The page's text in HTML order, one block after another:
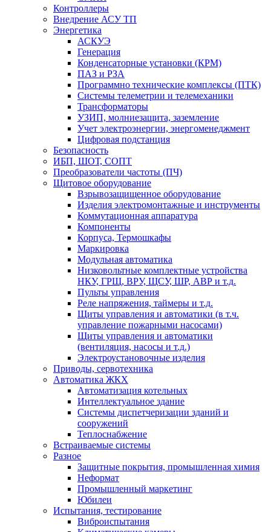
Контроллеры
Внедрение АСУ ТП
Энергетика
АСКУЭ
Генерация
Конденсаторные установки (КРМ)
ПАЗ и РЗА
Программно технические комплексы (ПТК)
Системы телеметрии и телемеханики
Трансформаторы
УЗИП, молниезащита, заземление
Учет электроэнергии, энергоменеджмент
Цифровая подстанция
Безопасность
ИБП, ШОТ, СОПТ
Преобразователи частоты (ПЧ)
Щитовое оборудование
Взрывозащищенное оборудование
Изделия электромонтажные и инструменты
Коммутационная аппаратура
Компоненты
Корпуса, Термошкафы
Маркировка
Модульная автоматика
Низковольтные комплектные устройства
НКУ, ГРЩ, ВРУ, ЩСУ, ШР, АВР и т.д.
Пульты управления
Реле напряжения, таймеры и т.д.
Щиты управления и автоматики (в т.ч.
управление пожарными насосами)
Щиты управления и автоматики
(вентиляция, насосы и т.д.)
Электроустановочные изделия
Приводы, сервотехника
Автоматика ЖКХ
Автоматизация котельных
Интеллектуальное здание
Системы диспетчеризации зданий и
сооружений
Теплоснабжение
Встраиваемые системы
Разное
Защитные покрытия, промышленная химия
Неформат
Промышленный маркетинг
Юбилеи
Испытания, тестирование
Виброиспытания